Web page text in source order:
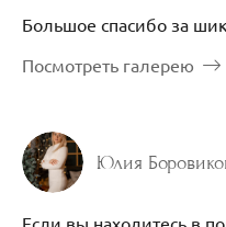
Большое спасибо за
Посмотреть галерею
Юлия